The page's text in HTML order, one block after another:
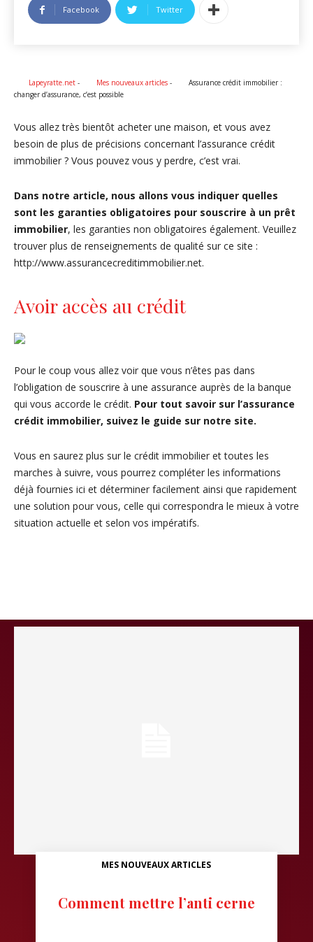
Facebook Twitter
Lapeyratte.net - Mes nouveaux articles -
Assurance crédit immobilier :
changer d’assurance, c’est possible
Vous allez très bientôt acheter une maison, et vous avez
besoin de plus de précisions concernant l’assurance crédit
immobilier ? Vous pouvez vous y perdre, c’est vrai.
Dans notre article, nous allons vous indiquer quelles
sont les garanties obligatoires pour souscrire à un prêt
immobilier, les garanties non obligatoires également. Veuillez
trouver plus de renseignements de qualité sur ce site :
http://www.assurancecreditimmobilier.net.
Avoir accès au crédit
Pour le coup vous allez voir que vous n’êtes pas dans
l’obligation de souscrire à une assurance auprès de la banque
qui vous accorde le crédit. Pour tout savoir sur l’assurance
crédit immobilier, suivez le guide sur notre site.
Vous en saurez plus sur le crédit immobilier et toutes les
marches à suivre, vous pourrez compléter les informations
déjà fournies ici et déterminer facilement ainsi que rapidement
une solution pour vous, celle qui correspondra le mieux à votre
situation actuelle et selon vos impératifs.
MES NOUVEAUX ARTICLES
Comment mettre l’anti cerne